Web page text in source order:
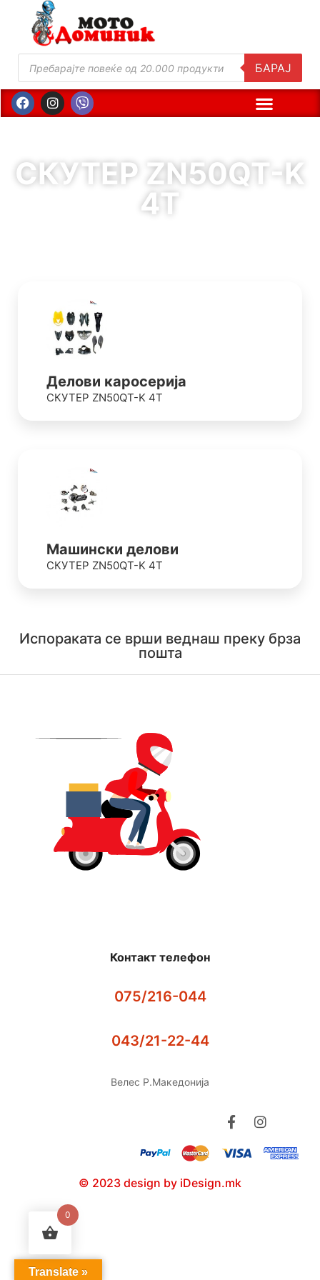
БАРАЈ
СКУТЕР ZN50QT-K
4T
Делови каросерија
СКУТЕР ZN50QT-K 4T
Машински делови
СКУТЕР ZN50QT-K 4T
Испораката се врши веднаш преку брза
пошта
Контакт телефон
075/216-044
043/21-22-44
Велес Р.Македонија
© 2023 design by iDesign.mk
Translate »
0